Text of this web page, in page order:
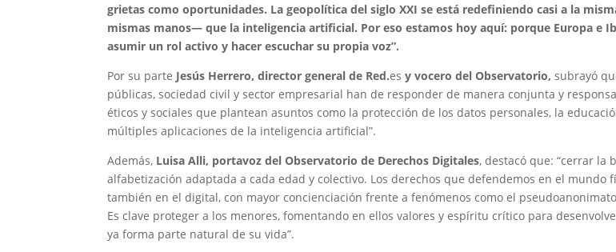
grietas como oportunidades. La geopolítica del siglo XXI se está redefiniendo casi a la
mismas manos— que la inteligencia artificial. Por eso estamos hoy aquí: porque Europa e
asumir un rol activo y hacer escuchar su propia voz”.
Por su parte Jesús Herrero, director general de Red.esy vocero del Observatorio,subrayó
públicas, sociedad civil y sector empresarial han de responder de manera conjunta y
éticos y sociales que plantean asuntos como la protección de los datos personales, la
múltiples aplicaciones de la inteligencia artificial”.
Además, Luisa Alli, portavoz del Observatorio de Derechos Digitales, destacó que: “cerrar la
alfabetización adaptada a cada edad y colectivo. Los derechos que defendemos en el mundo
también en el digital, con mayor concienciación frente a fenómenos como el
Es clave proteger a los menores, fomentando en ellos valores y espíritu crítico para
ya forma parte natural de su vida”.